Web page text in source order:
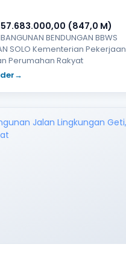
(847,0 M)
BENDUNGAN BBWS
SOLO Kementerian Pekerjaan
Perumahan Rakyat
→